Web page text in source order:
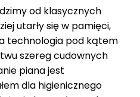
od klasycznych
utarły się w pamięci,
technologia pod kątem
szereg cudownych
piana jest
dla higienicznego